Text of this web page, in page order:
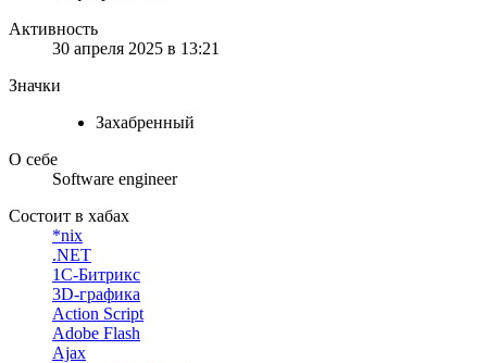
Активность
30 апреля 2025 в 13:21
Значки
Захабренный
О себе
Software engineer
Состоит в хабах
*nix
.NET
1С-Битрикс
3D-графика
Action Script
Adobe Flash
Ajax